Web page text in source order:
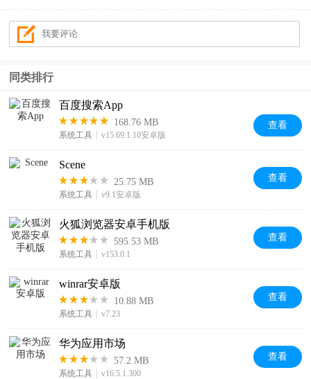
同类排行
百度搜索App
168.76 MB
系统工具 v15.69.1.10安卓版
查看
Scene
25.75 MB
系统工具 v9.1安卓版
查看
火狐浏览器安卓手机版
595.53 MB
系统工具 v153.0.1
查看
winrar安卓版
10.88 MB
系统工具 v7.23
查看
华为应用市场
57.2 MB
系统工具 v16.5.1.300
查看